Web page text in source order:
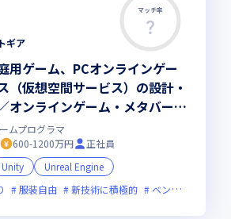
マッチ率
ギア
用ゲーム、PCオンラインゲー
（仮想空間サービス）の設計・
オンラインゲーム・メタバース
ジオ
ムプログラマ
600-1200万円
正社員
Unity
Unreal Engine
服装自由 新技術に積極的 ベンチャー企業